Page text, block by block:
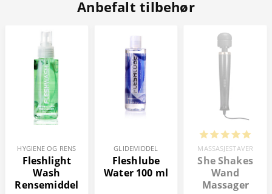
Anbefalt tilbehør
HYGIENE OG RENS
Fleshlight
Wash
Rensemiddel
GLIDEMIDDEL
Fleshlube
Water 100 ml
MASSASJESTAVER
She Shakes
Wand
Massager